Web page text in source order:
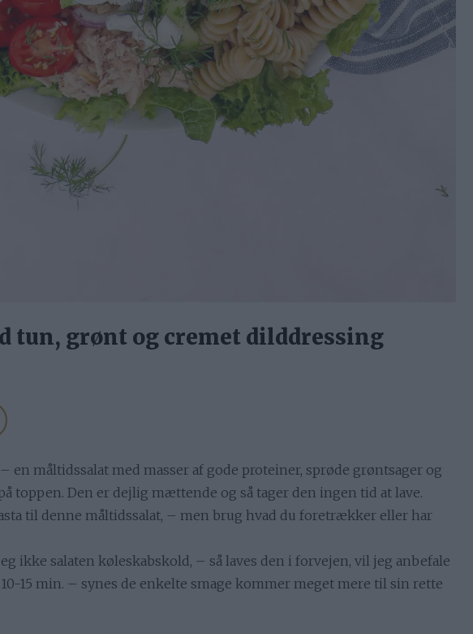
tun, grønt og cremet dilddressing
en måltidssalat med masser af gode proteiner, sprøde grøntsager og
toppen. Den er dejlig mættende og så tager den ingen tid at lave.
til denne måltidssalat, – men brug hvad du foretrækker eller har
ikke salaten køleskabskold, – så laves den i forvejen, vil jeg anbefale
15 min. – synes de enkelte smage kommer meget mere til sin rette